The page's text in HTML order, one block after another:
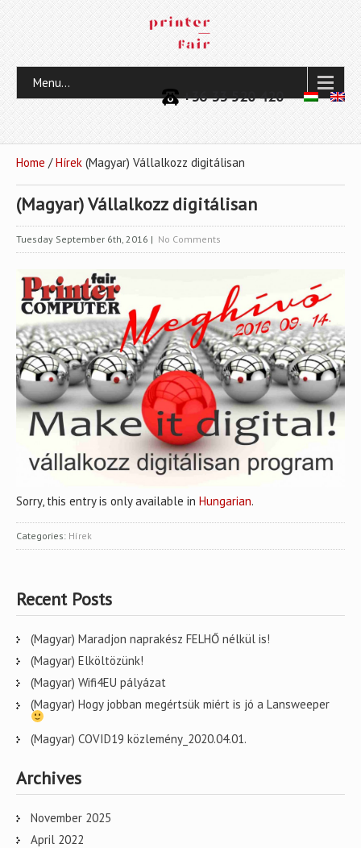
+36 33 520 420
Menu...
Home /Hírek (Magyar) Vállalkozz digitálisan
(Magyar) Vállalkozz digitálisan
Tuesday September 6th, 2016 | No Comments
Sorry, this entry is only available in Hungarian.
Categories: Hírek
Recent Posts
(Magyar) Maradjon naprakész FELHŐ nélkül is!
(Magyar) Elköltözünk!
(Magyar) Wifi4EU pályázat
(Magyar) Hogy jobban megértsük miért is jó a Lansweeper
(Magyar) COVID19 közlemény_2020.04.01.
Archives
November 2025
April 2022